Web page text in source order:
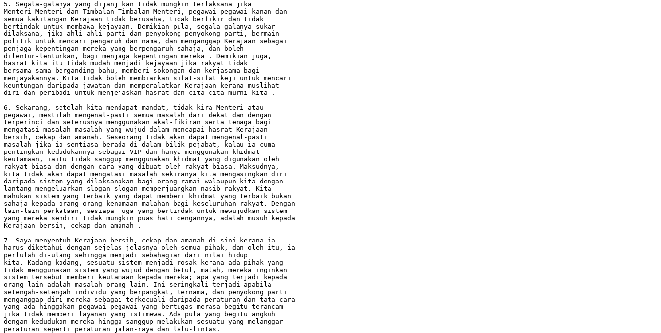
5. Segala-galanya yang dijanjikan tidak mungkin terlaksana jika
Menteri-Menteri dan Timbalan-Timbalan Menteri, pegawai-pegawai kanan dan
semua kakitangan Kerajaan tidak berusaha, tidak berfikir dan tidak
bertindak untuk membawa kejayaan. Demikian pula, segala-galanya sukar
dilaksana, jika ahli-ahli parti dan penyokong-penyokong parti, bermain
politik untuk mencari pengaruh dan nama, dan menganggap Kerajaan sebagai
penjaga kepentingan mereka yang berpengaruh sahaja, dan boleh
dilentur-lenturkan, bagi menjaga kepentingan mereka . Demikian juga,
hasrat kita itu tidak mudah menjadi kejayaan jika rakyat tidak
bersama-sama berganding bahu, memberi sokongan dan kerjasama bagi
menjayakannya. Kita tidak boleh membiarkan sifat-sifat keji untuk mencari
keuntungan daripada jawatan dan memperalatkan Kerajaan kerana muslihat
diri dan peribadi untuk menjejaskan hasrat dan cita-cita murni kita .
6. Sekarang, setelah kita mendapat mandat, tidak kira Menteri atau
pegawai, mestilah mengenal-pasti semua masalah dari dekat dan dengan
terperinci dan seterusnya menggunakan akal-fikiran serta tenaga bagi
mengatasi masalah-masalah yang wujud dalam mencapai hasrat Kerajaan
bersih, cekap dan amanah. Seseorang tidak akan dapat mengenal-pasti
masalah jika ia sentiasa berada di dalam bilik pejabat, kalau ia cuma
pentingkan kedudukannya sebagai VIP dan hanya menggunakan khidmat
keutamaan, iaitu tidak sanggup menggunakan khidmat yang digunakan oleh
rakyat biasa dan dengan cara yang dibuat oleh rakyat biasa. Maksudnya,
kita tidak akan dapat mengatasi masalah sekiranya kita mengasingkan diri
daripada sistem yang dilaksanakan bagi orang ramai walaupun kita dengan
lantang mengeluarkan slogan-slogan memperjuangkan nasib rakyat. Kita
mahukan sistem yang terbaik yang dapat memberi khidmat yang terbaik bukan
sahaja kepada orang-orang kenamaan malahan bagi keseluruhan rakyat. Dengan
lain-lain perkataan, sesiapa juga yang bertindak untuk mewujudkan sistem
yang mereka sendiri tidak mungkin puas hati dengannya, adalah musuh kepada
Kerajaan bersih, cekap dan amanah .
7. Saya menyentuh Kerajaan bersih, cekap dan amanah di sini kerana ia
harus diketahui dengan sejelas-jelasnya oleh semua pihak, dan oleh itu, ia
perlulah di-ulang sehingga menjadi sebahagian dari nilai hidup
kita. Kadang-kadang, sesuatu sistem menjadi rosak kerana ada pihak yang
tidak menggunakan sistem yang wujud dengan betul, malah, mereka inginkan
sistem tersebut memberi keutamaan kepada mereka; apa yang terjadi kepada
orang lain adalah masalah orang lain. Ini seringkali terjadi apabila
setengah-setengah individu yang berpangkat, ternama, dan penyokong parti
menganggap diri mereka sebagai terkecuali daripada peraturan dan tata-cara
yang ada hinggakan pegawai-pegawai yang bertugas merasa begitu terancam
jika tidak memberi layanan yang istimewa. Ada pula yang begitu angkuh
dengan kedudukan mereka hingga sanggup melakukan sesuatu yang melanggar
peraturan seperti peraturan jalan-raya dan lalu-lintas.